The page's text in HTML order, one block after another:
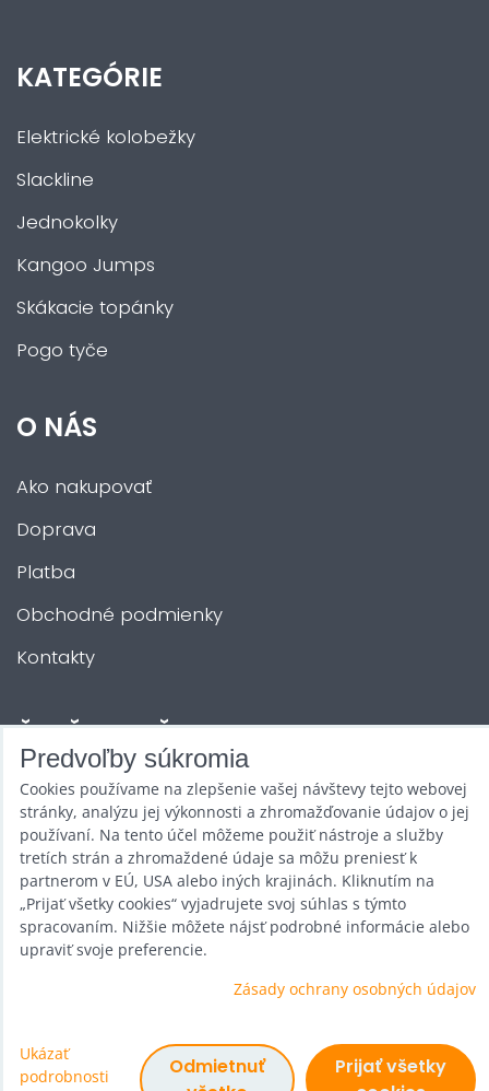
KATEGÓRIE
Elektrické kolobežky
Slackline
Jednokolky
Kangoo Jumps
Skákacie topánky
Pogo tyče
O NÁS
Ako nakupovať
Doprava
Platba
Obchodné podmienky
Kontakty
ĎALŠIE SLUŽBY
Zábava na Vašu akciu
Požičovňa
Promotéri
Kurzy a stretnutia
Veľkoobchod
Predvoľby súkromia
Zásady ochrany osobných údajov
Predvoľby súkromia
Cookies používame na zlepšenie vašej návštevy tejto webovej
stránky, analýzu jej výkonnosti a zhromažďovanie údajov o jej
používaní. Na tento účel môžeme použiť nástroje a služby
tretích strán a zhromaždené údaje sa môžu preniesť k
partnerom v EÚ, USA alebo iných krajinách. Kliknutím na
„Prijať všetky cookies“ vyjadrujete svoj súhlas s týmto
spracovaním. Nižšie môžete nájsť podrobné informácie alebo
upraviť svoje preferencie.
Zásady ochrany osobných údajov
Ukázať
podrobnosti
Prijať všetky
Odmietnuť